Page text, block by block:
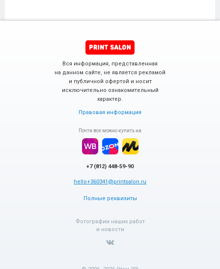
Вся информация, представленная
на данном сайте, не является рекламой
и публичной офертой и носит
исключительно ознакомительный
характер.
Правовая информация
Почти все можно купить на
+7 (812) 448-59-90
hello+360341@printsalon.ru
Полные реквизиты
Фотографии наших работ
и новости